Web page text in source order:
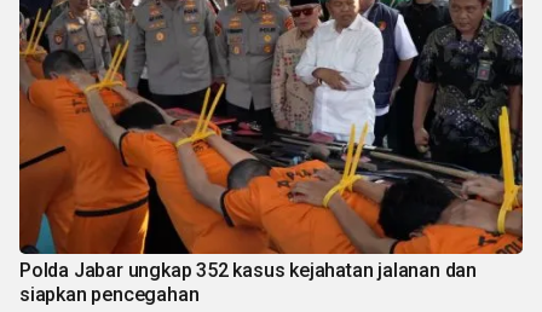
Polda Jabar ungkap 352 kasus kejahatan jalanan dan
siapkan pencegahan